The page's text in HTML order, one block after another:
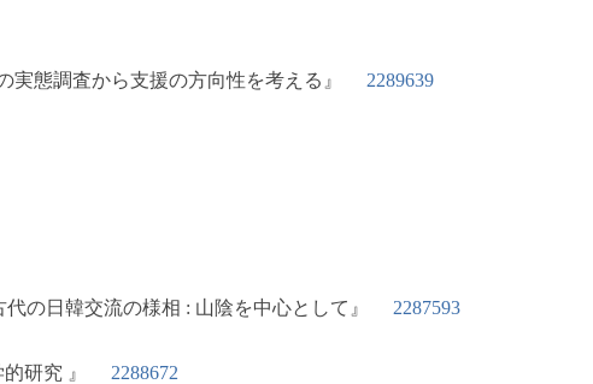
態調査から支援の方向性を考える』
2289639
日韓交流の様相 : 山陰を中心として』 2287593
研究 』
2288672